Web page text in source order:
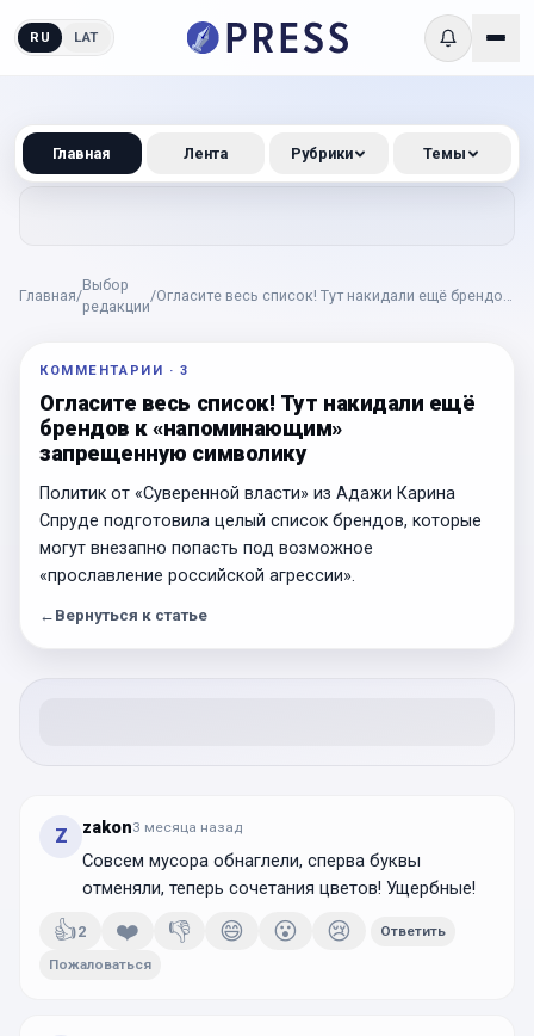
RU LAT
Главная/
Выбор
редакции
/Огласите весь список! Тут накидали ещё брендов
КОММЕНТАРИИ · 3
Огласите весь список! Тут накидали ещё
брендов к «напоминающим»
запрещенную символику
Политик от «Суверенной власти» из Адажи Карина
Спруде подготовила целый список брендов, которые
могут внезапно попасть под возможное
«прославление российской агрессии».
← Вернуться к статье
Z zakon3 месяца назад
Совсем мусора обнаглели, сперва буквы
отменяли, теперь сочетания цветов! Ущербные!
👍2 ❤️ 👎 😄 😮 😢 Ответить
Пожаловаться
Главная Лента Рубрики Темы